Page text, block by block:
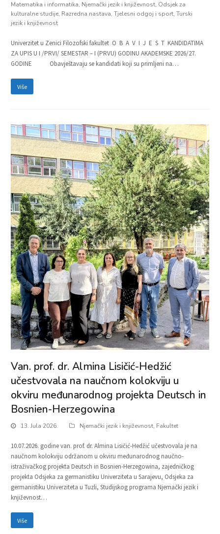
Matematika i informatika, Njemački jezik i književnost, Odsjek za
kulturalne studije, Razredna nastava,Tjelesni odgoj i sport,Turski
jezik i književnost
Univerzitet u Zenici Filozofski fakultet O B A V I J E S T KANDIDATIMA
ZA UPIS U I /PRVI/ SEMESTAR – I (PRVU) GODINU AKADEMSKE 2026/27.
GODINE Obavještavaju se kandidati koji su primljeni na…
Više
Van. prof. dr. Almina Lisičić-Hedžić
učestvovala na naučnom kolokviju u
okviru međunarodnog projekta Deutsch in
Bosnien-Herzegowina
13. Jula 2026. Njemački jezik i književnost, Fakultet
10.07.2026. godine van. prof. dr. Almina Lisičić-Hedžić učestvovala je na
naučnom kolokviju održanom u okviru međunarodnog naučno-
istraživačkog projekta Deutsch in Bosnien-Herzegowina, zajedničkog
projekta Odsjeka za germanistiku Univerziteta u Sarajevu, Odsjeka za
germanistiku Univerziteta u Tuzli, Studijskog programa Njemački jezik i
književnost…
Više